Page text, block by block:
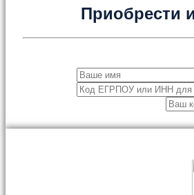
Приобрести